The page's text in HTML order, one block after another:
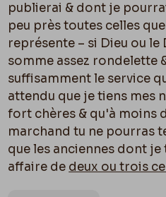
publierai & dont je
peu près toutes celles
représente – si Dieu ou
somme assez rondelette
suffisamment le service
attendu que je tiens mes
fort chères & qu'à moins
marchand tu ne pourras
que les anciennes dont je
affaire de deux ou trois